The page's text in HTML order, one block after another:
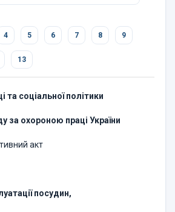
4 5 6 7 8 9
13
та соціальної політики
за охороною праці України
акт
посудин,